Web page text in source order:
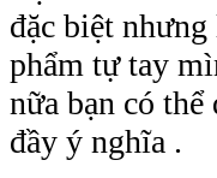
đặc biệt
phẩm tự tay
nữa bạn có
đầy ý nghĩa .